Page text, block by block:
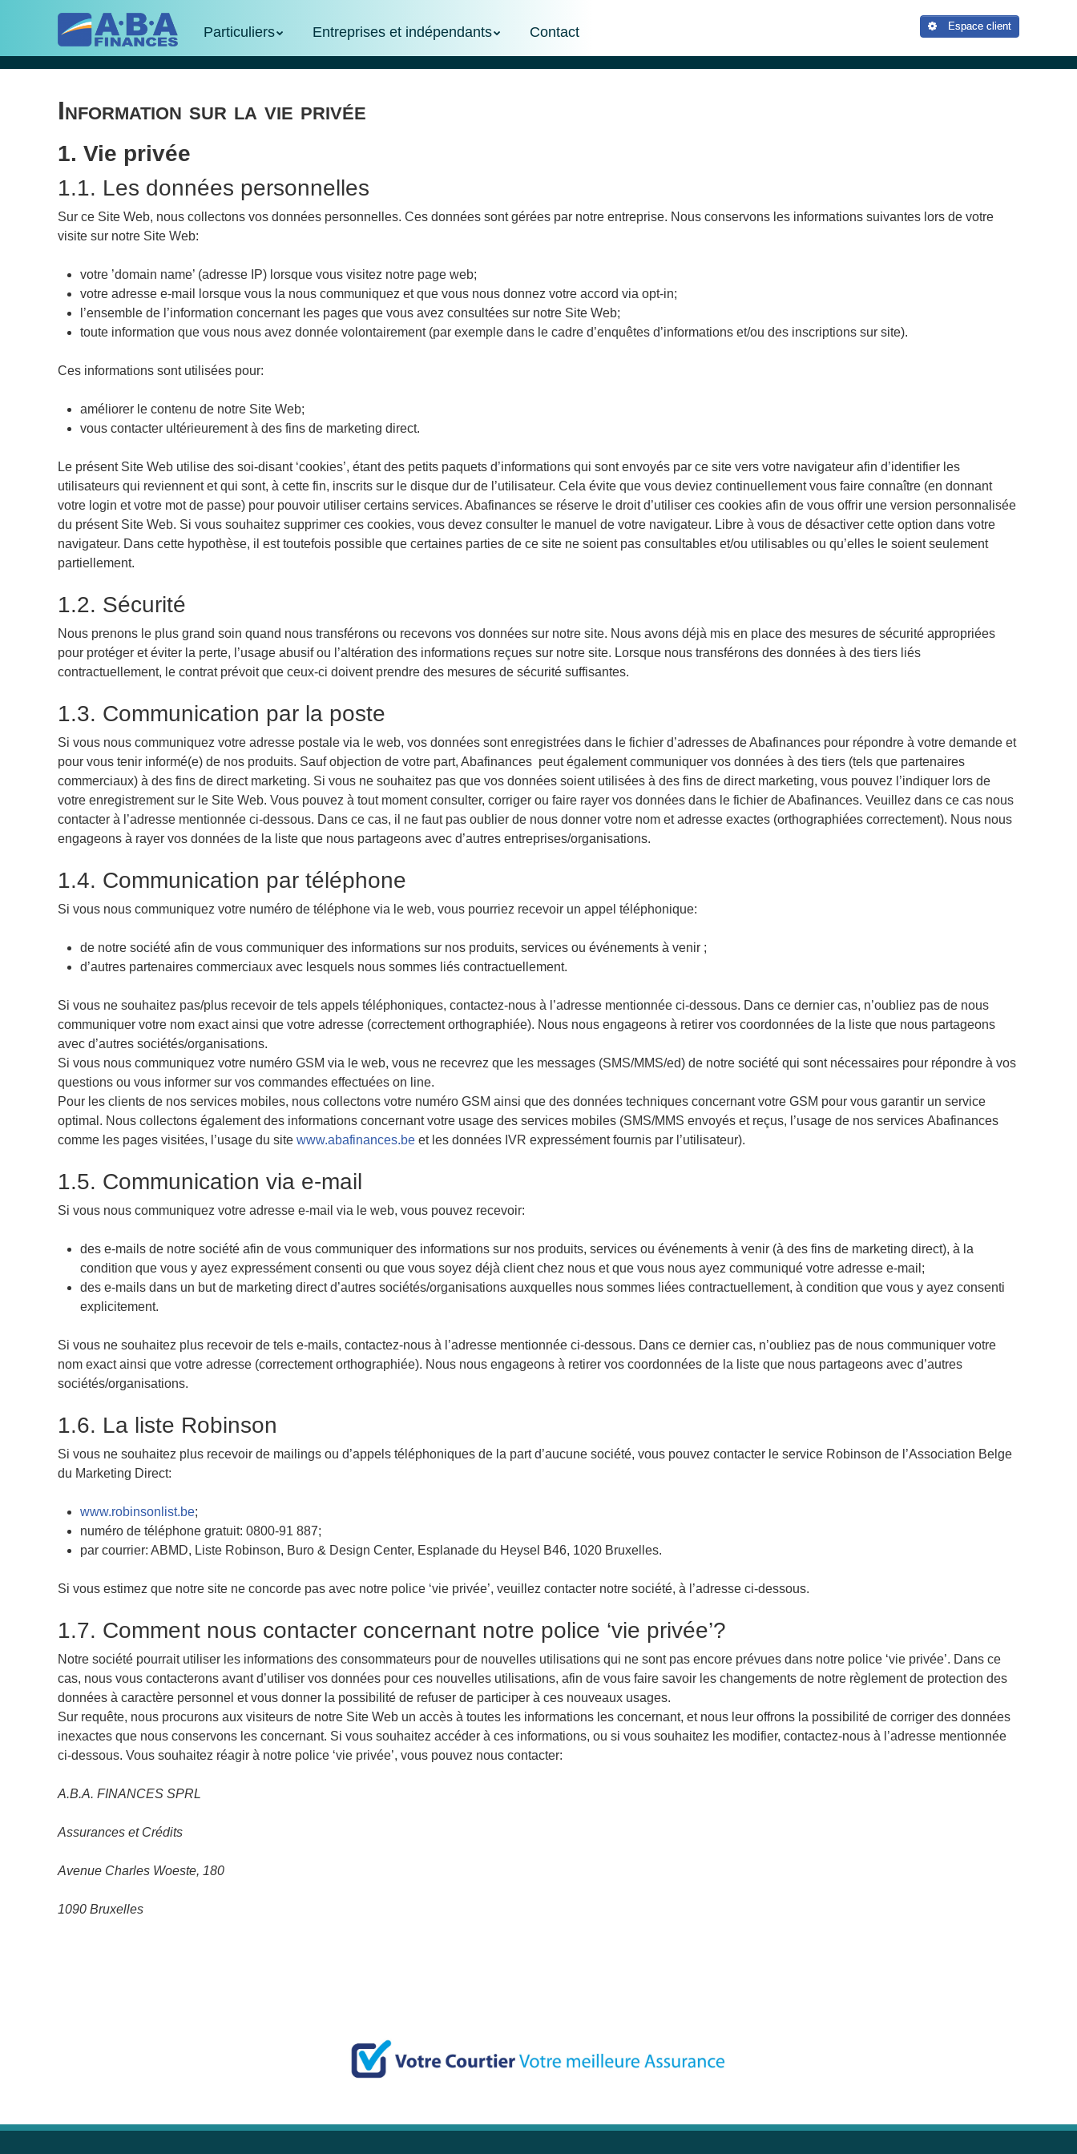
content
Skip to content
Menu
Particuliers Entreprises et indépendants Contact Espace client
Information sur la vie privée
1. Vie privée
1.1. Les données personnelles
Sur ce Site Web, nous collectons vos données personnelles. Ces données sont gérées par notre entreprise. Nous conservons les informations suivantes lors de votre
visite sur notre Site Web:
votre ’domain name’ (adresse IP) lorsque vous visitez notre page web;
votre adresse e-mail lorsque vous la nous communiquez et que vous nous donnez votre accord via opt-in;
l’ensemble de l’information concernant les pages que vous avez consultées sur notre Site Web;
toute information que vous nous avez donnée volontairement (par exemple dans le cadre d’enquêtes d’informations et/ou des inscriptions sur site).
Ces informations sont utilisées pour:
améliorer le contenu de notre Site Web;
vous contacter ultérieurement à des fins de marketing direct.
Le présent Site Web utilise des soi-disant ‘cookies’, étant des petits paquets d’informations qui sont envoyés par ce site vers votre navigateur afin d’identifier les
utilisateurs qui reviennent et qui sont, à cette fin, inscrits sur le disque dur de l’utilisateur. Cela évite que vous deviez continuellement vous faire connaître (en donnant
votre login et votre mot de passe) pour pouvoir utiliser certains services. Abafinances se réserve le droit d’utiliser ces cookies afin de vous offrir une version personnalisée
du présent Site Web. Si vous souhaitez supprimer ces cookies, vous devez consulter le manuel de votre navigateur. Libre à vous de désactiver cette option dans votre
navigateur. Dans cette hypothèse, il est toutefois possible que certaines parties de ce site ne soient pas consultables et/ou utilisables ou qu’elles le soient seulement
partiellement.
1.2. Sécurité
Nous prenons le plus grand soin quand nous transférons ou recevons vos données sur notre site. Nous avons déjà mis en place des mesures de sécurité appropriées
pour protéger et éviter la perte, l’usage abusif ou l’altération des informations reçues sur notre site. Lorsque nous transférons des données à des tiers liés
contractuellement, le contrat prévoit que ceux-ci doivent prendre des mesures de sécurité suffisantes.
1.3. Communication par la poste
Si vous nous communiquez votre adresse postale via le web, vos données sont enregistrées dans le fichier d’adresses de Abafinances pour répondre à votre demande et
pour vous tenir informé(e) de nos produits. Sauf objection de votre part, Abafinances peut également communiquer vos données à des tiers (tels que partenaires
commerciaux) à des fins de direct marketing. Si vous ne souhaitez pas que vos données soient utilisées à des fins de direct marketing, vous pouvez l’indiquer lors de
votre enregistrement sur le Site Web. Vous pouvez à tout moment consulter, corriger ou faire rayer vos données dans le fichier de Abafinances. Veuillez dans ce cas nous
contacter à l’adresse mentionnée ci-dessous. Dans ce cas, il ne faut pas oublier de nous donner votre nom et adresse exactes (orthographiées correctement). Nous nous
engageons à rayer vos données de la liste que nous partageons avec d’autres entreprises/organisations.
1.4. Communication par téléphone
Si vous nous communiquez votre numéro de téléphone via le web, vous pourriez recevoir un appel téléphonique:
de notre société afin de vous communiquer des informations sur nos produits, services ou événements à venir ;
d’autres partenaires commerciaux avec lesquels nous sommes liés contractuellement.
Si vous ne souhaitez pas/plus recevoir de tels appels téléphoniques, contactez-nous à l’adresse mentionnée ci-dessous. Dans ce dernier cas, n’oubliez pas de nous
communiquer votre nom exact ainsi que votre adresse (correctement orthographiée). Nous nous engageons à retirer vos coordonnées de la liste que nous partageons
avec d’autres sociétés/organisations.
Si vous nous communiquez votre numéro GSM via le web, vous ne recevrez que les messages (SMS/MMS/ed) de notre société qui sont nécessaires pour répondre à vos
questions ou vous informer sur vos commandes effectuées on line.
Pour les clients de nos services mobiles, nous collectons votre numéro GSM ainsi que des données techniques concernant votre GSM pour vous garantir un service
optimal. Nous collectons également des informations concernant votre usage des services mobiles (SMS/MMS envoyés et reçus, l’usage de nos services Abafinances
comme les pages visitées, l’usage du site www.abafinances.be et les données IVR expressément fournis par l’utilisateur).
1.5. Communication via e-mail
Si vous nous communiquez votre adresse e-mail via le web, vous pouvez recevoir:
des e-mails de notre société afin de vous communiquer des informations sur nos produits, services ou événements à venir (à des fins de marketing direct), à la
condition que vous y ayez expressément consenti ou que vous soyez déjà client chez nous et que vous nous ayez communiqué votre adresse e-mail;
des e-mails dans un but de marketing direct d’autres sociétés/organisations auxquelles nous sommes liées contractuellement, à condition que vous y ayez consenti
explicitement.
Si vous ne souhaitez plus recevoir de tels e-mails, contactez-nous à l’adresse mentionnée ci-dessous. Dans ce dernier cas, n’oubliez pas de nous communiquer votre
nom exact ainsi que votre adresse (correctement orthographiée). Nous nous engageons à retirer vos coordonnées de la liste que nous partageons avec d’autres
sociétés/organisations.
1.6. La liste Robinson
Si vous ne souhaitez plus recevoir de mailings ou d’appels téléphoniques de la part d’aucune société, vous pouvez contacter le service Robinson de l’Association Belge
du Marketing Direct:
www.robinsonlist.be;
numéro de téléphone gratuit: 0800-91 887;
par courrier: ABMD, Liste Robinson, Buro & Design Center, Esplanade du Heysel B46, 1020 Bruxelles.
Si vous estimez que notre site ne concorde pas avec notre police ‘vie privée’, veuillez contacter notre société, à l’adresse ci-dessous.
1.7. Comment nous contacter concernant notre police ‘vie privée’?
Notre société pourrait utiliser les informations des consommateurs pour de nouvelles utilisations qui ne sont pas encore prévues dans notre police ‘vie privée’. Dans ce
cas, nous vous contacterons avant d’utiliser vos données pour ces nouvelles utilisations, afin de vous faire savoir les changements de notre règlement de protection des
données à caractère personnel et vous donner la possibilité de refuser de participer à ces nouveaux usages.
Sur requête, nous procurons aux visiteurs de notre Site Web un accès à toutes les informations les concernant, et nous leur offrons la possibilité de corriger des données
inexactes que nous conservons les concernant. Si vous souhaitez accéder à ces informations, ou si vous souhaitez les modifier, contactez-nous à l’adresse mentionnée
ci-dessous. Vous souhaitez réagir à notre police ‘vie privée’, vous pouvez nous contacter:
A.B.A. FINANCES SPRL
Assurances et Crédits
Avenue Charles Woeste, 180
1090 Bruxelles